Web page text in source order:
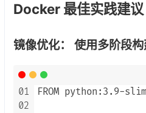
Docker 最佳实践建议
镜像优化： 使用多阶段
01
02
FROM python:3.9-